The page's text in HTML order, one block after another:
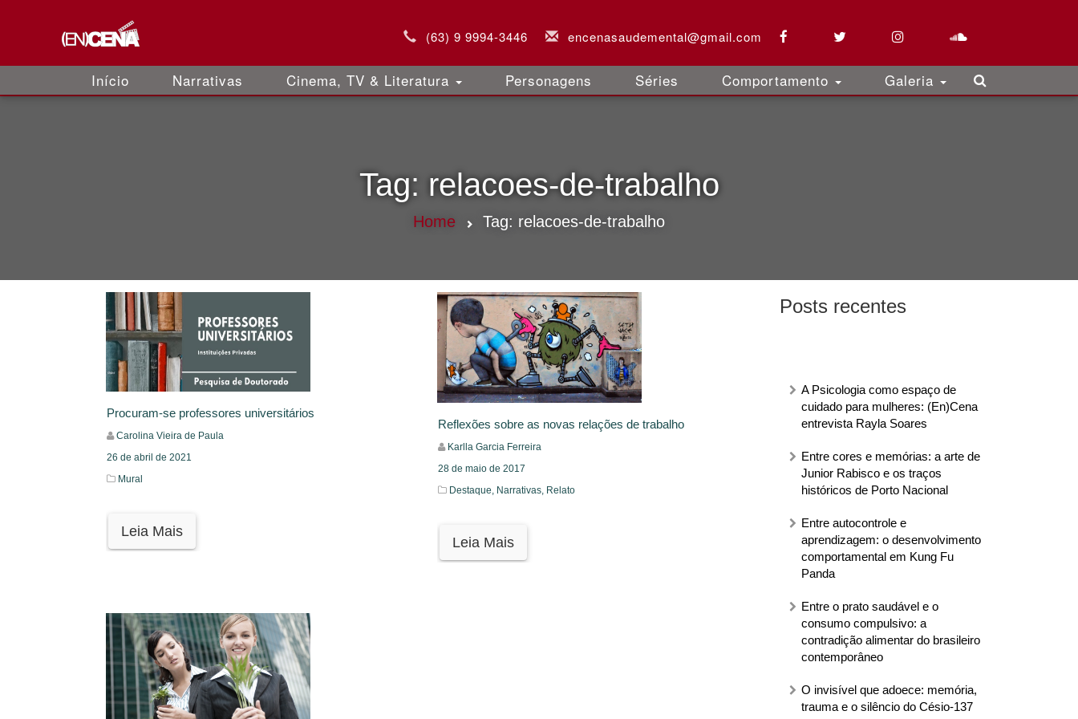
(63) 9 9994-3446 encenasaudemental@gmail.com
Início Narrativas Cinema, TV & Literatura Personagens Séries Comportamento Galeria
Tag: relacoes-de-trabalho
Home Tag: relacoes-de-trabalho
Posts recentes
A Psicologia como espaço de
cuidado para mulheres: (En)Cena
entrevista Rayla Soares
Entre cores e memórias: a arte de
Junior Rabisco e os traços
históricos de Porto Nacional
Entre autocontrole e
aprendizagem: o desenvolvimento
comportamental em Kung Fu
Panda
Entre o prato saudável e o
consumo compulsivo: a
contradição alimentar do brasileiro
contemporâneo
O invisível que adoece: memória,
trauma e o silêncio do Césio-137
Procuram-se professores universitários
Carolina Vieira de Paula
26 de abril de 2021
Mural
Leia Mais
Reflexões sobre as novas relações de trabalho
Karlla Garcia Ferreira
28 de maio de 2017
Destaque, Narrativas, Relato
Leia Mais